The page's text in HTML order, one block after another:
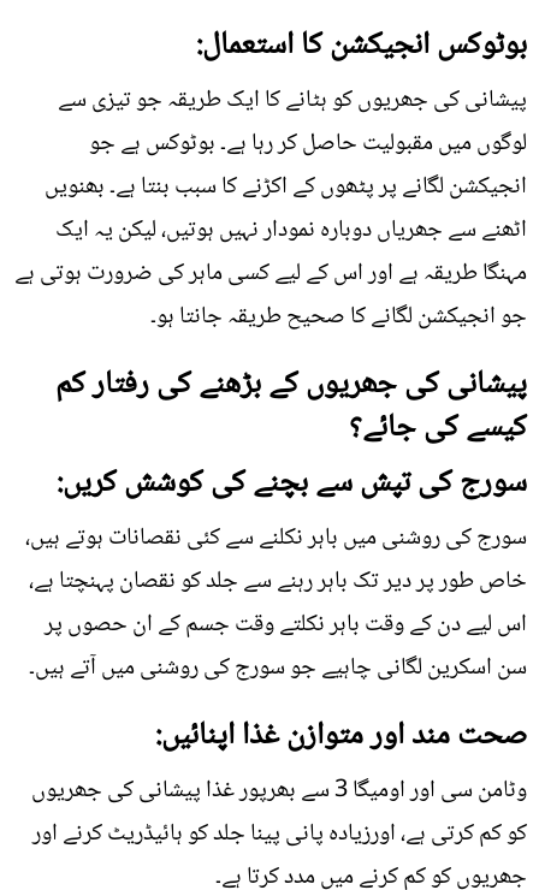
بوٹوکس انجیکشن کا استعمال:
پیشانی کی جھریوں کو ہٹانے کا ایک طریقہ جو تیزی سے
لوگوں میں مقبولیت حاصل کر رہا ہے۔ بوٹوکس ہے جو
انجیکشن لگانے پر پٹھوں کے اکڑنے کا سبب بنتا ہے۔ بھنویں
اٹھنے سے جھریاں دوبارہ نمودار نہیں ہوتیں، لیکن یہ ایک
مہنگا طریقہ ہے اور اس کے لیے کسی ماہر کی ضرورت ہوتی ہے
جو انجیکشن لگانے کا صحیح طریقہ جانتا ہو۔
پیشانی کی جھریوں کے بڑھنے کی رفتار کم
کیسے کی جائے؟
سورج کی تپش سے بچنے کی کوشش کریں:
سورج کی روشنی میں باہر نکلنے سے کئی نقصانات ہوتے ہیں،
خاص طور پر دیر تک باہر رہنے سے جلد کو نقصان پہنچتا ہے،
اس لیے دن کے وقت باہر نکلتے وقت جسم کے ان حصوں پر
سن اسکرین لگانی چاہیے جو سورج کی روشنی میں آتے ہیں۔
صحت مند اور متوازن غذا اپنائیں:
وٹامن سی اور اومیگا 3 سے بھرپور غذا پیشانی کی جھریوں
کو کم کرتی ہے، اورزیادہ پانی پینا جلد کو ہائیڈریٹ کرنے اور
جھریوں کو کم کرنے میں مدد کرتا ہے۔